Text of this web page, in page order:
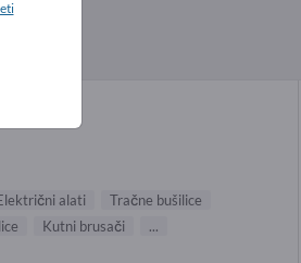
alati
Tračne bušilice
Kutni brusači ...